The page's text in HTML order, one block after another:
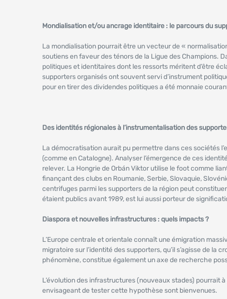
Mondialisation et/ou ancrage identitaire : le parcours du
La mondialisation pourrait être un vecteur de «
soutiens en faveur des ténors de la Ligue des Champions.
politiques et identitaires dont les ressorts méritent d’être
supporters organisés ont souvent servi d’instrument
pour en tirer des dividendes politiques a été monnaie
Des identités régionales à l’instrumentalisation des
La démocratisation aurait pu permettre dans ces sociétés
(comme en Catalogne). Analyser l’émergence de ces
relever. La Hongrie de Orbán Viktor utilise le foot comme
finançant des clubs en Roumanie, Serbie, Slovaquie,
centrifuges parmi les supporters de la région peut
étaient publics avant 1989, est lui aussi porteur de
Diaspora et nouvelles infrastructures : quels impacts ?
L’Europe centrale et orientale connaît une émigration
migratoire sur l’identité des supporters, qu’il s’agisse de la
phénomène, constitue également un axe de recherche
L’évolution des infrastructures (nouveaux stades) pourrait
envisageant de tester cette hypothèse sont bienvenues.